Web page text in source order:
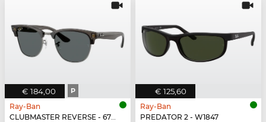
€ 184,00 P
Ray-Ban
CLUBMASTER REVERSE - 670781
€ 125,60
Ray-Ban
PREDATOR 2 - W1847